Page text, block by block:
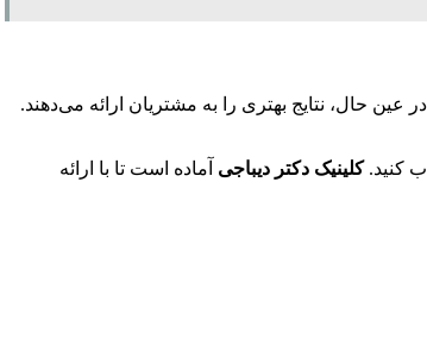
عین حال، نتایج بهتری را به مشتریان ارائه می‌دهند.
کنید.کلینیک دکتر دیباجی آماده است تا با ارائه